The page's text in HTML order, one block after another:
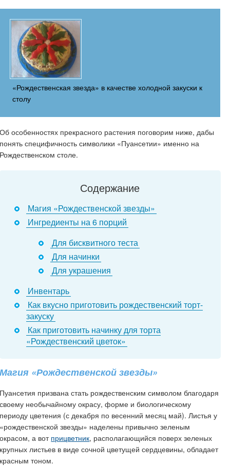
«Рождественская звезда» в качестве холодной закуски к
столу
Об особенностях прекрасного растения поговорим ниже, дабы
понять специфичность символики «Пуансетии» именно на
Рождественском столе.
Содержание
Магия «Рождественской звезды»
Ингредиенты на 6 порций
Для бисквитного теста
Для начинки
Для украшения
Инвентарь
Как вкусно приготовить рождественский торт-
закуску
Как приготовить начинку для торта
«Рождественский цветок»
Магия «Рождественской звезды»
Пуансетия призвана стать рождественским символом благодаря
своему необычайному окрасу, форме и биологическому
периоду цветения (с декабря по весенний месяц май). Листья у
«рождественской звезды» наделены привычно зеленым
окрасом, а вот прицветник, располагающийся поверх зеленых
крупных листьев в виде сочной цветущей сердцевины, обладает
красным тоном.